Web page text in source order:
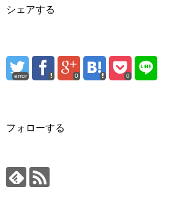
シェアする
error 0 0
フォローする